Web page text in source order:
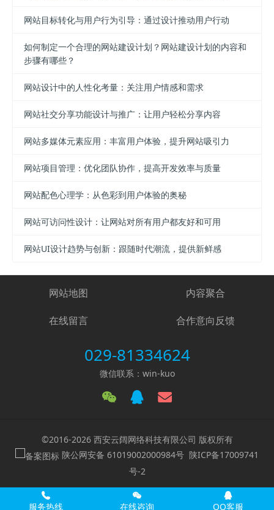
网站目标转化与用户行为引导：通过设计推动用户行动
如何制定一个合理的网站建设计划？网站建设计划的内容和
步骤有哪些？
网站设计中的人性化考量：关注用户情感和需求
网站社交分享功能设计与推广：让用户轻松分享内容
网站多媒体元素应用：丰富用户体验，提升网站吸引力
网站项目管理：优化团队协作，提高开发效率与质量
网站配色心理学：从色彩到用户体验的奥秘
网站可访问性设计：让网站对所有用户都友好和可用
网站UI设计趋势与创新：跟随时代潮流，提供新鲜感
网站地图 内容聚合
在线留言 合作意向反馈
029-81334624
微信联系：win-kuo
©2016-2026 西安云阔网络科技有限公司 版权所有
陕公网安备 61019002000984号 陕ICP备17009741
号-2
服务热线 在线咨询 QQ客服